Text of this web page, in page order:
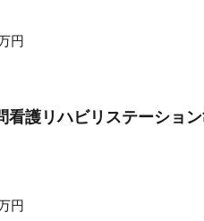
円
看護リハビリステーショ
円